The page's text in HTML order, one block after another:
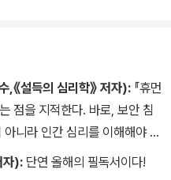
수한다. 휴먼 해킹을 체계화하
자가 친절하고 흥미롭게 알려
할 수 있을 정도로 실용적이고
일상에서 시도해볼 수 있는 과
.
,《설득의 심리학》 저자): 『휴먼
점을 지적한다. 바로, 보안 침
니라 인간 심리를 이해해야 한
자): 단연 올해의 필독서이다!